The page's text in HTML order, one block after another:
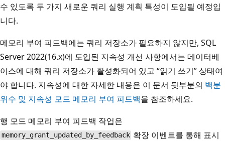
수 있도록 두 가지 새로운 쿼리 실행 계획 특성이 도입될 예정입
니다.
메모리 부여 피드백에는 쿼리 저장소가 필요하지 않지만, SQL
Server 2022(16.x)에 도입된 지속성 개선 사항에서는 데이터베
이스에 대해 쿼리 저장소가 활성화되어 있고 “읽기 쓰기” 상태여
야 합니다. 지속성에 대한 자세한 내용은 이 문서 뒷부분의 백분
위수 및 지속성 모드 메모리 부여 피드백을 참조하세요.
행 모드 메모리 부여 피드백 작업은
memory_grant_updated_by_feedback 확장 이벤트를 통해 표시